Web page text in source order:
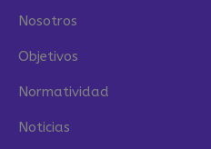
Nosotros
Objetivos
Normatividad
Noticias